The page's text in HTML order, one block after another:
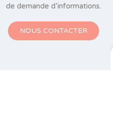
de demande d’informations.
NOUS CONTACTER